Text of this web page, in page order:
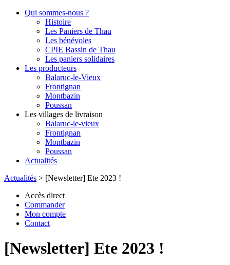
Qui sommes-nous ?
Histoire
Les Paniers de Thau
Les bénévoles
CPIE Bassin de Thau
Les paniers solidaires
Les producteurs
Balaruc-le-Vieux
Frontignan
Montbazin
Poussan
Les villages de livraison
Balaruc-le-vieux
Frontignan
Montbazin
Poussan
Actualités
Actualités > [Newsletter] Ete 2023 !
Accès direct
Commander
Mon compte
Contact
[Newsletter] Ete 2023 !